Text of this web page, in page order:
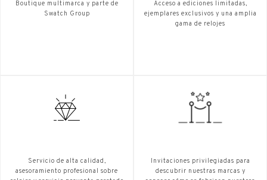
Boutique multimarca y parte de
Swatch Group
Acceso a ediciones limitadas,
ejemplares exclusivos y una amplia
gama de relojes
Servicio de alta calidad,
asesoramiento profesional sobre
Invitaciones privilegiadas para
descubrir nuestras marcas y